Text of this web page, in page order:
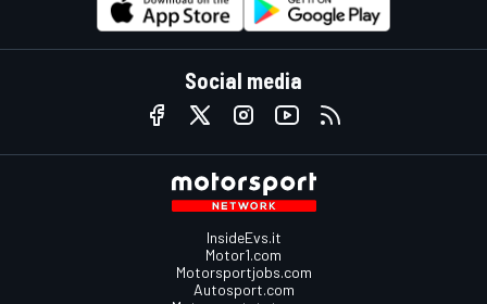
Social media
InsideEvs.it
Motor1.com
Motorsportjobs.com
Autosport.com